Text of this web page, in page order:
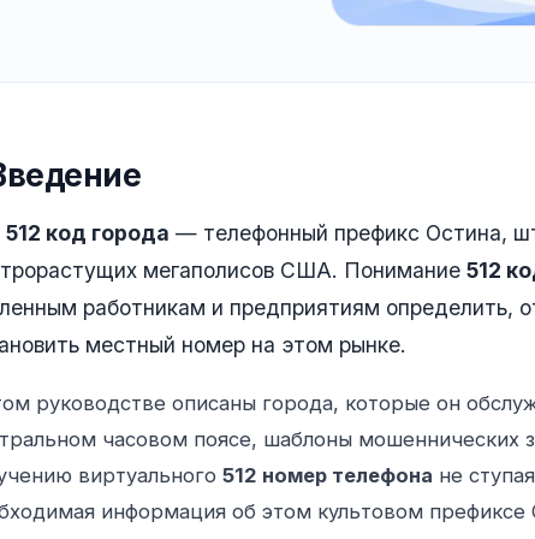
512 код города — телефонный префикс Остина,
мегаполисов США. Понимание 512
работникам и предприятиям определить,
местный номер на этом рынке.
руководстве описаны города, которые он
часовом поясе, шаблоны мошеннических
виртуального 512 номер телефона не
информация об этом культовом префиксе